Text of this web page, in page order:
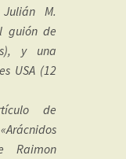
M.
guión de
y una
USA (12
de
Raimon